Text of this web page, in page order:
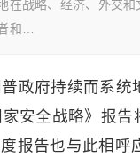
在战略、经济、外交和
和…
政府持续而系统
安全战略》报告
报告也与此相呼